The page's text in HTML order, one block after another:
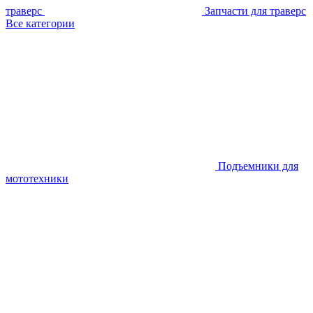
траверс
Запчасти для траверс
Все категории
Подъемники для
мототехники